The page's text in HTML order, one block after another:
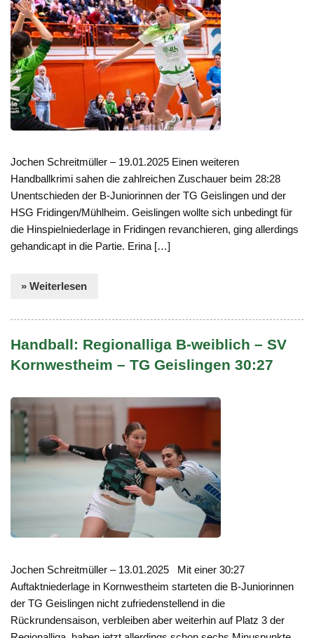
Jochen Schreitmüller – 19.01.2025 Einen weiteren
Handballkrimi sahen die zahlreichen Zuschauer beim 28:28
Unentschieden der B-Juniorinnen der TG Geislingen und der
HSG Fridingen/Mühlheim. Geislingen wollte sich unbedingt für
die Hinspielniederlage in Fridingen revanchieren, ging allerdings
gehandicapt in die Partie. Erina […]
» Weiterlesen
Handball: Regionalliga B-weiblich – SV
Kornwestheim – TG Geislingen 30:27
Jochen Schreitmüller – 13.01.2025 Mit einer 30:27
Auftaktniederlage in Kornwestheim starteten die B-Juniorinnen
der TG Geislingen nicht zufriedenstellend in die
Rückrundensaison, verbleiben aber weiterhin auf Platz 3 der